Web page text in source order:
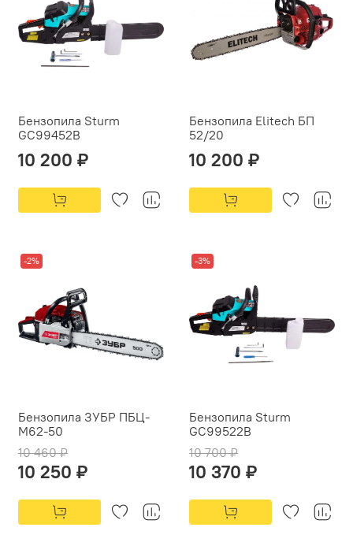
Бензопила Sturm
GC99452B
10 200 ₽
Бензопила Elitech БП
52/20
10 200 ₽
-2%
Бензопила ЗУБР ПБЦ-
М62-50
10 460 ₽
10 250 ₽
-3%
Бензопила Sturm
GC99522B
10 700 ₽
10 370 ₽